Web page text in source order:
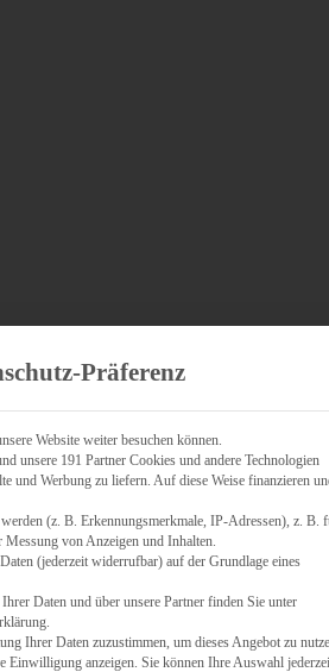
Präferenz
Website weiter besuchen können.
unsere 191 Partner Cookies und andere Technologien
und Werbung zu liefern. Auf diese Weise finanzieren
(z. B. Erkennungsmerkmale, IP-Adressen), z. B.
von Anzeigen und Inhalten.
(jederzeit widerrufbar) auf der Grundlage eines
Daten und über unsere Partner finden Sie unter
Ihrer Daten zuzustimmen, um dieses Angebot zu
Einwilligung anzeigen. Sie können Ihre Auswahl